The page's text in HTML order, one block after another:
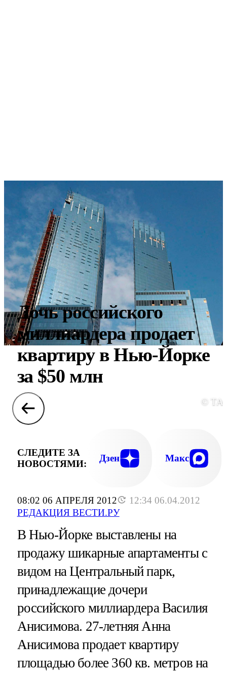
08:02 06 АПРЕЛЯ 2012
12:34 06.04.2012
РЕДАКЦИЯ ВЕСТИ.РУ
Дочь российского
миллиардера продает
квартиру в Нью-Йорке
за $50 млн
©
СЛЕДИТЕ ЗА
НОВОСТЯМИ:
Дзен Макс
В Нью-Йорке выставлены на
продажу шикарные апартаменты с
видом на Центральный парк,
принадлежащие дочери
российского миллиардера Василия
Анисимова. 27-летняя Анна
Анисимова продает квартиру
площадью более 360 кв. метров на